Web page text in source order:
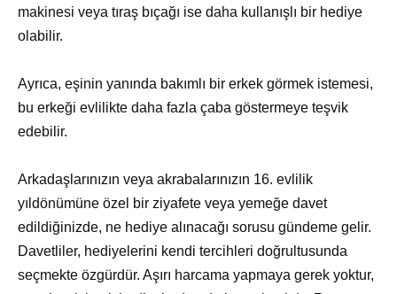
makinesi veya tıraş bıçağı ise daha kullanışlı bir hediye
olabilir.
Ayrıca, eşinin yanında bakımlı bir erkek görmek istemesi,
bu erkeği evlilikte daha fazla çaba göstermeye teşvik
edebilir.
Arkadaşlarınızın veya akrabalarınızın 16. evlilik
yıldönümüne özel bir ziyafete veya yemeğe davet
edildiğinizde, ne hediye alınacağı sorusu gündeme gelir.
Davetliler, hediyelerini kendi tercihleri doğrultusunda
seçmekte özgürdür. Aşırı harcama yapmaya gerek yoktur,